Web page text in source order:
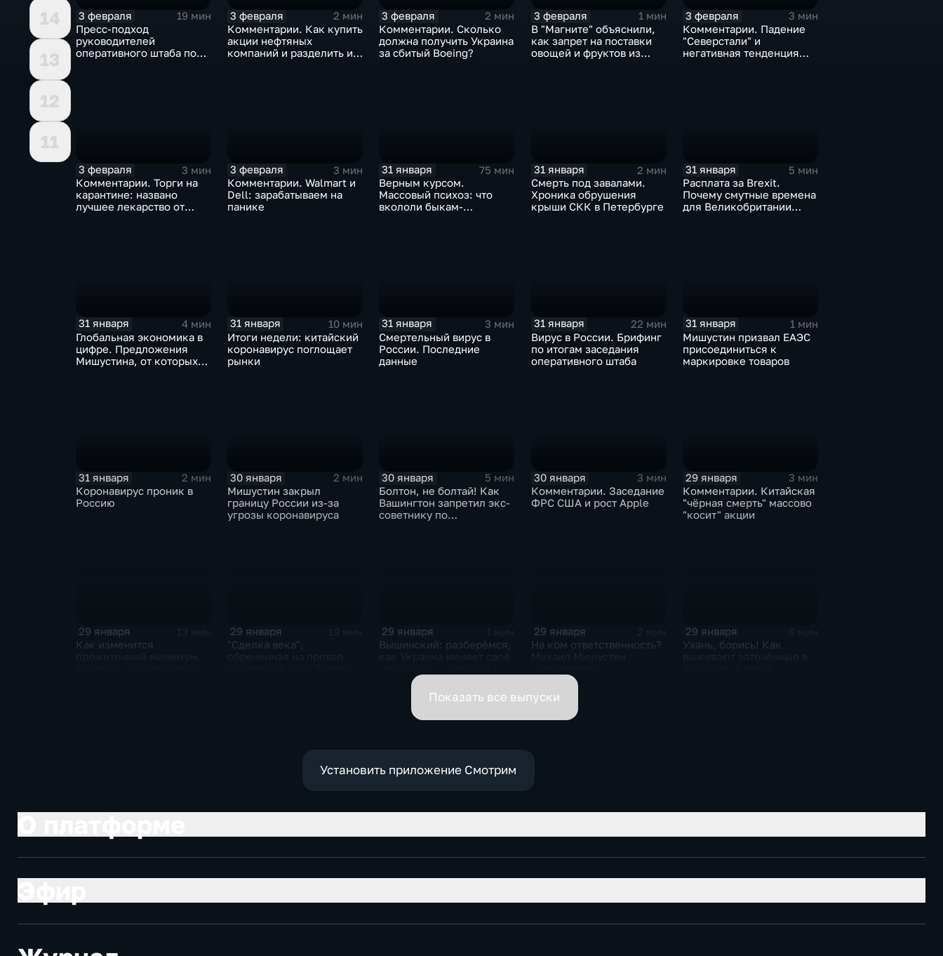
14
13
12
11
3 февраля
19 мин
Пресс-подход
руководителей
оперативного штаба по
3 февраля
2 мин
Комментарии. Как купить
акции нефтяных
компаний и разделить их
3 февраля
2 мин
Комментарии. Сколько
должна получить Украина
за сбитый Boeing?
3 февраля
1 мин
В "Магните" объяснили,
как запрет на поставки
овощей и фруктов из
3 февраля
3 мин
Комментарии. Падение
"Северстали" и
негативная тенденция
3 февраля
3 мин
Комментарии. Торги на
карантине: названо
лучшее лекарство от
3 февраля
3 мин
Комментарии. Walmart и
Dell: зарабатываем на
панике
31 января
75 мин
Верным курсом.
Массовый психоз: что
вкололи быкам-
31 января
2 мин
Смерть под завалами.
Хроника обрушения
крыши СКК в Петербурге
31 января
5 мин
Расплата за Brexit.
Почему смутные времена
для Великобритании
31 января
4 мин
Глобальная экономика в
цифре. Предложения
Мишустина, от которых
31 января
10 мин
Итоги недели: китайский
коронавирус поглощает
рынки
31 января
3 мин
Смертельный вирус в
России. Последние
данные
31 января
22 мин
Вирус в России. Брифинг
по итогам заседания
оперативного штаба
31 января
1 мин
Мишустин призвал ЕАЭС
присоединиться к
маркировке товаров
31 января
2 мин
Коронавирус проник в
Россию
30 января
2 мин
Мишустин закрыл
границу России из-за
угрозы коронавируса
30 января
5 мин
Болтон, не болтай! Как
Вашингтон запретил экс-
советнику по
30 января
3 мин
Комментарии. Заседание
ФРС США и рост Apple
29 января
3 мин
Комментарии. Китайская
"чёрная смерть" массово
"косит" акции
29 января
Как изменится
29 января
"Сделка века",
29 января
Вышинский: разберёмся,
почему
29 января
На ком ответственность?
обязанности вице-
премьеров
29 января
Ухань, борись! Как
Показать все выпуски
Установить приложение Смотрим